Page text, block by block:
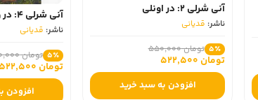
آنی شرلی 2: در اونلی
ناشر: قدیانی
5٪ تومان 550,000
تومان 522,500
افزودن به سبد خرید
آنی شرلی 4: در ویندی پاپلرز
ناشر: قدیانی
5٪ تومان 550,000
تومان 522,500
افزودن